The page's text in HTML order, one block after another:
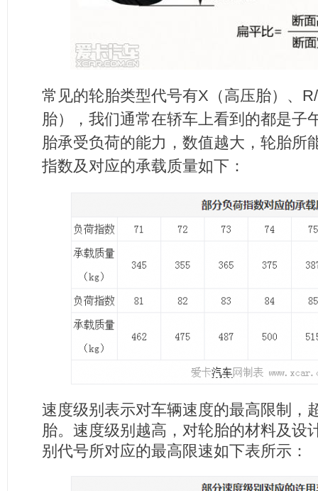
常见的轮胎类型代号有X（高压胎）、
胎），我们通常在轿车上看到的都是子
胎承受负荷的能力，数值越大，轮胎所
指数及对应的承载质量如下：
速度级别表示对车辆速度的最高限制，
胎。速度级别越高，对轮胎的材料及设
别代号所对应的最高限速如下表所示：